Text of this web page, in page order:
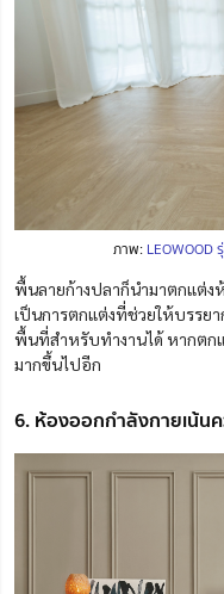
ภาพ: LEOWOOD
พื้นลายก้างปลาก็นำมาตกแต่ง
เป็นการตกแต่งที่ช่วยให้บรรย
พื้นที่สำหรับทำงานได้ หากตก
มากขึ้นไปอีก
6. ห้องออกกำลังกายเน้นค